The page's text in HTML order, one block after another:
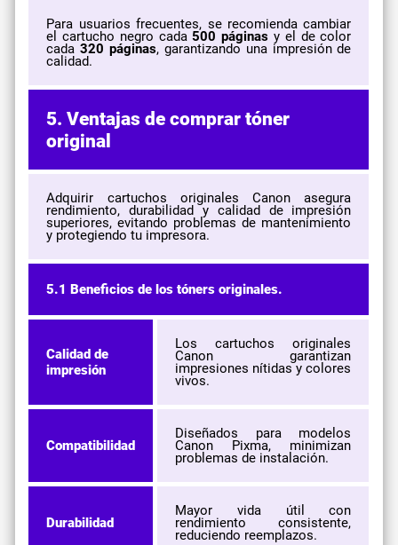
Para usuarios frecuentes, se recomienda cambiar
el cartucho negro cada500 páginas y el de color
cada320 páginas, garantizando una impresión de
calidad.
5. Ventajas de comprar tóner
original
Adquirir cartuchos originales Canon asegura
rendimiento, durabilidad y calidad de impresión
superiores, evitando problemas de mantenimiento
y protegiendo tu impresora.
5.1 Beneficios de los tóners originales.
Calidad de
impresión
Los cartuchos originales
Canon garantizan
impresiones nítidas y colores
vivos.
Compatibilidad
Diseñados para modelos
Canon Pixma, minimizan
problemas de instalación.
Durabilidad
Mayor vida útil con
rendimiento consistente,
reduciendo reemplazos.